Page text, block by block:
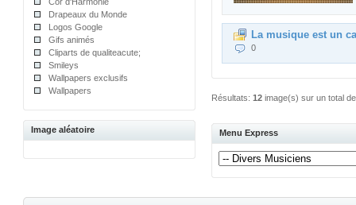
Drapeaux du Monde
Logos Google
Gifs animés
Cliparts de qualiteacute;
Smileys
Wallpapers exclusifs
Wallpapers
Image aléatoire
La musique est un
0
Résultats:12image(s) sur un total
Menu Express